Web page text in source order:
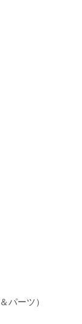
パーツ）